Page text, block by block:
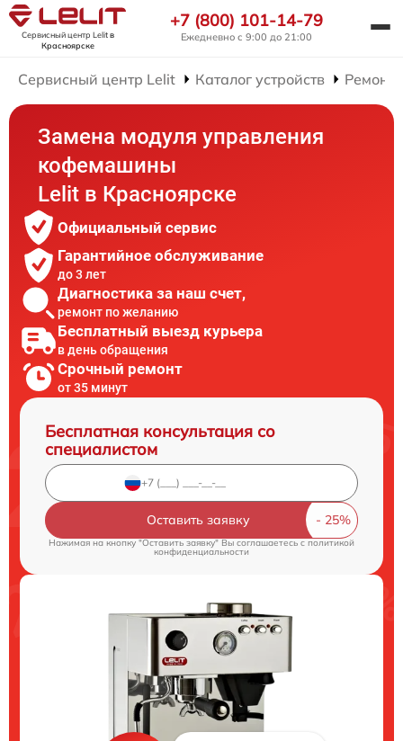
Сервисный центр Lelitв
Красноярске
+7 (800) 101-14-79
Ежедневно с 9:00 до 21:00
Сервисный центр Lelit Каталог устройств
Замена модуля управления
кофемашины
Lelit в Красноярске
Официальный сервис
Гарантийное обслуживание
до 3 лет
Диагностика за наш счет,
ремонт по желанию
Бесплатный выезд курьера
в день обращения
Срочный ремонт
от 35 минут
Бесплатная консультация со
специалистом
Оставить заявку
Нажимая на кнопку "Оставить заявку" Вы соглашаетесь cполитикой
конфиденциальности